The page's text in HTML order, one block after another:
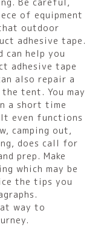
of equipment
outdoor
adhesive tape.
can help you
adhesive tape
also repair a
tent. You may
a short time
It even functions
camping out,
does call for
prep. Make
which may be
the tips you
way to